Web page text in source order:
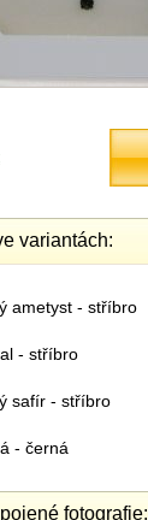
variantách:
ametyst - stříbro
- stříbro
safír - stříbro
- černá
fotografie: